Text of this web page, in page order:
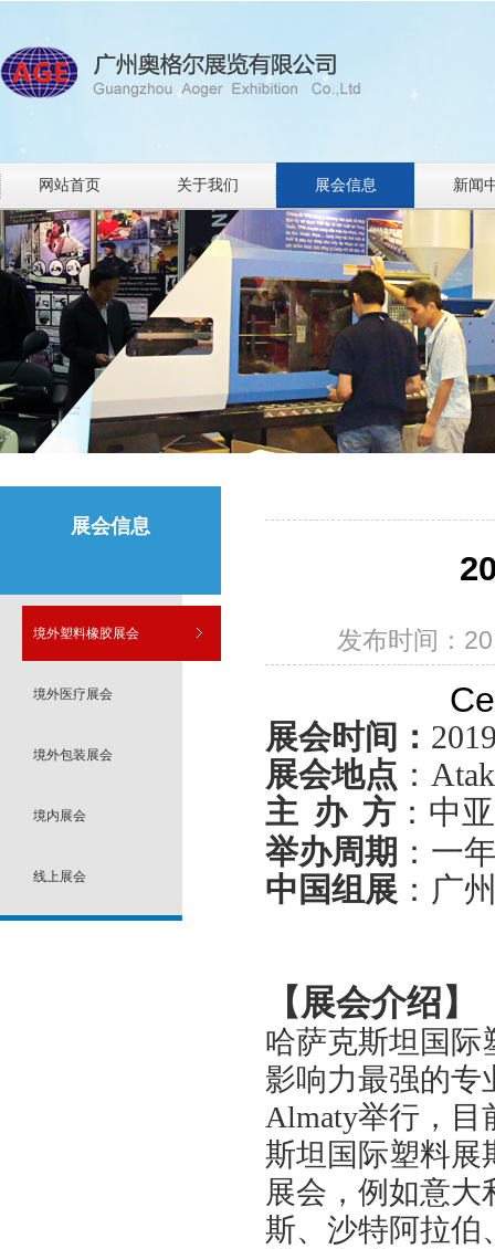
网站首页 关于我们 展会信息 新闻
展会信息
境外塑料橡胶展会
境外医疗展会
境外包装展会
境内展会
线上展会
发布时间：
展会时间 ：
展会地点 ：
主 办 方 ： 中
举办周期 ： 一
中国组展 ： 广
【展会介绍】
哈萨克斯坦国际
影响力最强的专
Almaty举行，目
斯坦国际塑料展
展会，例如意
斯、沙特阿拉伯